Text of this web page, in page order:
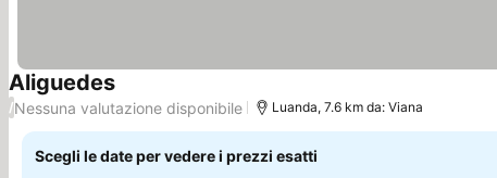
AliguedesScopri i prezzi
/Nessuna valutazione disponibile Luanda, 7.6 km da: Viana
Scegli le date per vedere i prezzi esatti